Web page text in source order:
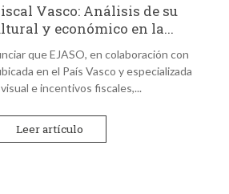
Vasco: Análisis de su
y económico en la...
que EJASO, en colaboración con
en el País Vasco y especializada
e incentivos fiscales,...
Leer artículo